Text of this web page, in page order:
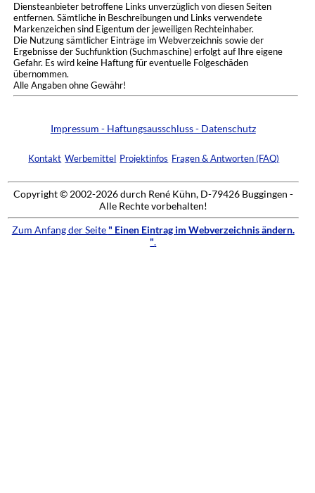
Diensteanbieter betroffene Links unverzüglich von diesen Seiten
entfernen. Sämtliche in Beschreibungen und Links verwendete
Markenzeichen sind Eigentum der jeweiligen Rechteinhaber.
Die Nutzung sämtlicher Einträge im Webverzeichnis sowie der
Ergebnisse der Suchfunktion (Suchmaschine) erfolgt auf Ihre eigene
Gefahr. Es wird keine Haftung für eventuelle Folgeschäden
übernommen.
Alle Angaben ohne Gewähr!
Impressum - Haftungsausschluss - Datenschutz
Kontakt Werbemittel Projektinfos Fragen & Antworten (FAQ)
Copyright © 2002-2026 durch René Kühn, D-79426 Buggingen -
Alle Rechte vorbehalten!
Zum Anfang der Seite " Einen Eintrag im Webverzeichnis ändern.
".